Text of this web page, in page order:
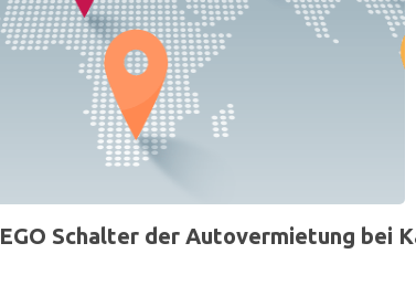
Schalter der Autovermietung bei